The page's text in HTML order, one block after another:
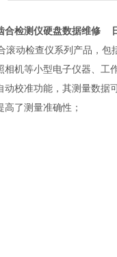
合检测仪硬盘数据维修
滚动检查仪系列产品，
相机等小型电子仪器、工
动校准功能，其测量数据
了测量准确性；